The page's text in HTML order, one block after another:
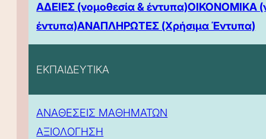
ΑΔΕΙΕΣ (νομοθεσία & έντυπα)ΟΙΚΟΝΟΜΙΚΑ
έντυπα)ΑΝΑΠΛΗΡΩΤΕΣ (Χρήσιμα Έντυπα)
ΕΚΠΑΙΔΕΥΤΙΚΑ
ΑΝΑΘΕΣΕΙΣ ΜΑΘΗΜΑΤΩΝ
ΑΞΙΟΛΟΓΗΣΗ